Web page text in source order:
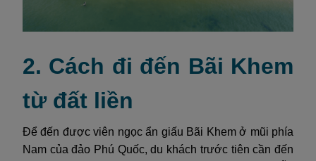
2. Cách đi đến Bãi Khem
từ đất liền
Để đến được viên ngọc ẩn giấu Bãi Khem ở mũi phía
Nam của đảo Phú Quốc, du khách trước tiên cần đến